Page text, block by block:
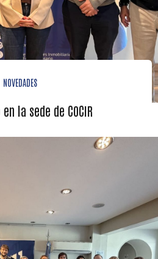
NOVEDADES
la sede de COCIR